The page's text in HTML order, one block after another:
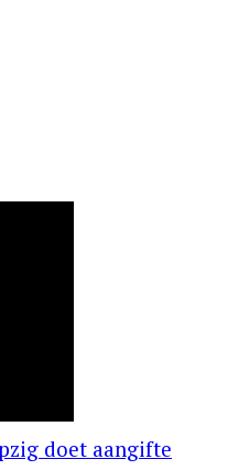
doet aangifte